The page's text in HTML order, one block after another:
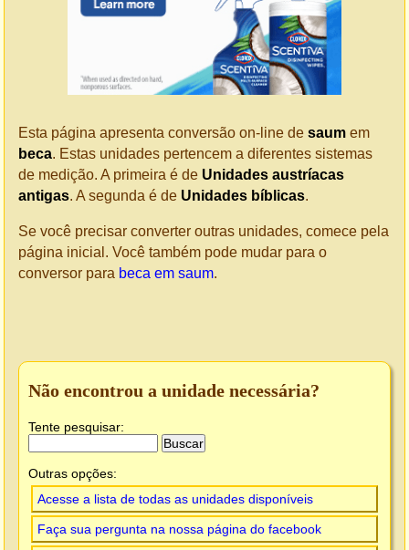
Esta página apresenta conversão on-line de saum em
beca. Estas unidades pertencem a diferentes sistemas
de medição. A primeira é de Unidades austríacas
antigas. A segunda é de Unidades bíblicas.
Se você precisar converter outras unidades, comece pela
página inicial. Você também pode mudar para o
conversor para beca em saum.
Não encontrou a unidade necessária?
Tente pesquisar:
Outras opções:
Acesse a lista de todas as unidades disponíveis
Faça sua pergunta na nossa página do facebook